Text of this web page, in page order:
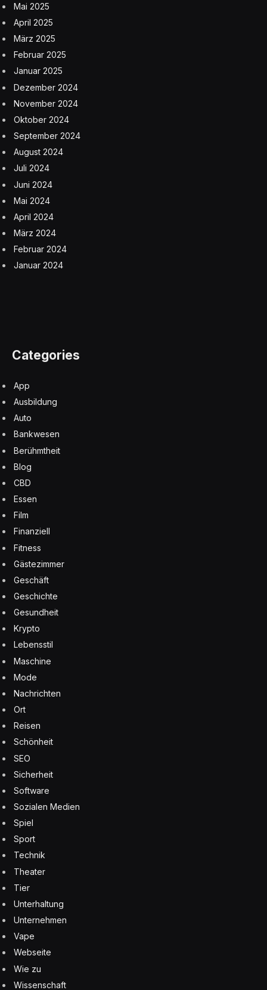
Mai 2025
April 2025
März 2025
Februar 2025
Januar 2025
Dezember 2024
November 2024
Oktober 2024
September 2024
August 2024
Juli 2024
Juni 2024
Mai 2024
April 2024
März 2024
Februar 2024
Januar 2024
Categories
App
Ausbildung
Auto
Bankwesen
Berühmtheit
Blog
CBD
Essen
Film
Finanziell
Fitness
Gästezimmer
Geschäft
Geschichte
Gesundheit
Krypto
Lebensstil
Maschine
Mode
Nachrichten
Ort
Reisen
Schönheit
SEO
Sicherheit
Software
Sozialen Medien
Spiel
Sport
Technik
Theater
Tier
Unterhaltung
Unternehmen
Vape
Webseite
Wie zu
Wissenschaft